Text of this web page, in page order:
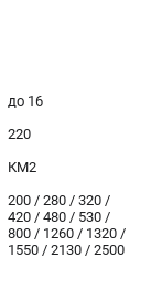
публичной
до 16
220
КМ2
200 / 280 / 320 /
420 / 480 / 530 /
800 / 1260 / 1320 /
1550 / 2130 / 2500